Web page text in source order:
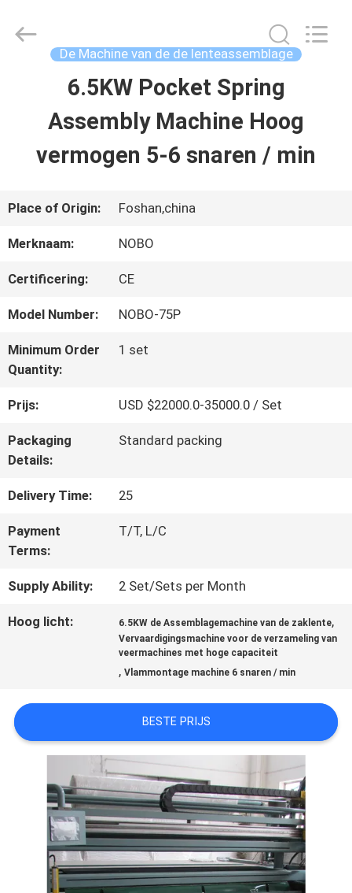
PRODUCTEN
OVER
ONS
FABRIEKSREIS
KWALITEITSCONTROLE
CONTACTEER
ONS
NIEUWS
ALLE
GEVALLEN
SITEMAP
PRIVACYBELEID
Nobo
Machinery
De Machine van de de lenteassemblage
6.5KW Pocket Spring
Assembly Machine Hoog
vermogen 5-6 snaren / min
Place of Origin: Foshan,china
Merknaam: NOBO
Certificering: CE
Model Number: NOBO-75P
Minimum Order
Quantity:
1 set
Prijs: USD $22000.0-35000.0 / Set
Packaging
Details:
Standard packing
Delivery Time: 25
Payment
Terms:
T/T, L/C
Supply Ability: 2 Set/Sets per Month
Hoog licht: 6.5KW de Assemblagemachine van de zaklente,
Vervaardigingsmachine voor de verzameling van
veermachines met hoge capaciteit
,Vlammontage machine 6 snaren / min
BESTE PRIJS